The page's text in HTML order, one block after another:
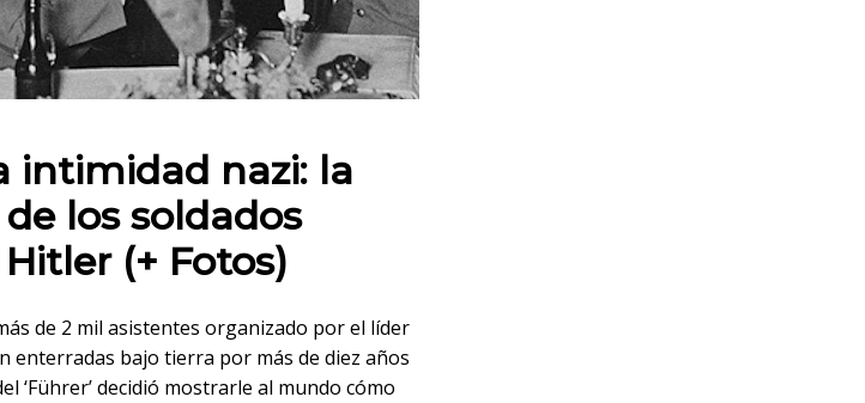
intimidad nazi: la
los soldados
(+ Fotos)
de 2 mil asistentes organizado por el líder
enterradas bajo tierra por más de diez años
‘Führer’ decidió mostrarle al mundo cómo